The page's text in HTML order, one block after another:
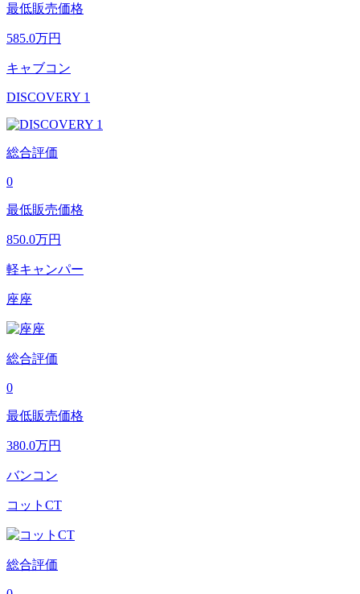
最低販売価格
585.0万円
キャブコン
DISCOVERY 1
総合評価
0
最低販売価格
850.0万円
軽キャンパー
座座
総合評価
0
最低販売価格
380.0万円
バンコン
コットCT
総合評価